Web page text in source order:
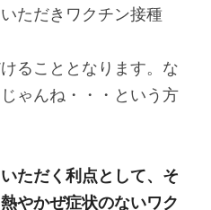
ただきワクチン接種
ることとなります。な
ゃんね・・・という方
ただく利点として、そ
やかぜ症状のないワク